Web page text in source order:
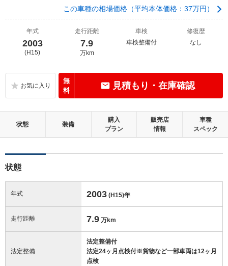
この車種の相場価格（平均本体価格：37万円）
年式
2003
(H15)
走行距離
7.9
万km
車検
車検整備付
修復歴
なし
無
料
見積もり・在庫確認
状態 装備
購入
プラン
販売店
情報
車種
スペック
状態
年式 2003 (H15)年
走行距離 7.9 万km
法定整備
法定整備付
法定24ヶ月点検付※貨物など一部車両は12ヶ月
点検